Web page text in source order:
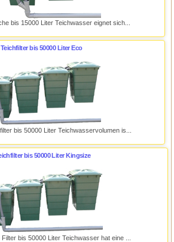
bis 15000 Liter Teichwasser eignet sich...
Teichfilter bis 50000 Liter Eco
bis 50000 Liter Teichwasservolumen is...
bis 50000 Liter Kingsize
bis 50000 Liter Teichwasser hat eine ...